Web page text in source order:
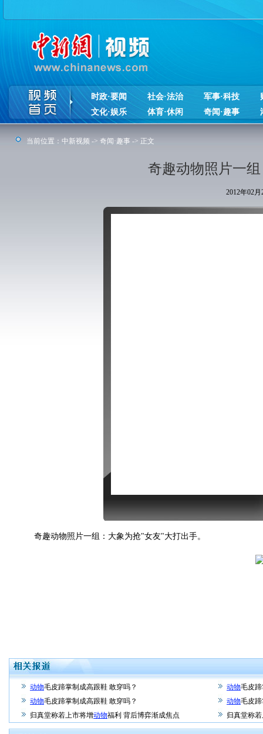
时政·要闻 社会·法治 军事·科技
文化·娱乐
体育·休闲 奇闻·趣事
当前位置： 中新视频 -> 奇闻·趣事 -> 正文
奇趣动物照片一
2012年02
奇趣动物照片一组：大象为抢"女友"大打出手。
动物毛皮蹄掌制成高跟鞋 敢穿吗？ 动物毛皮
动物毛皮蹄掌制成高跟鞋 敢穿吗？ 动物毛皮
归真堂称若上市将增动物福利 背后博弈渐成焦点 归真堂称